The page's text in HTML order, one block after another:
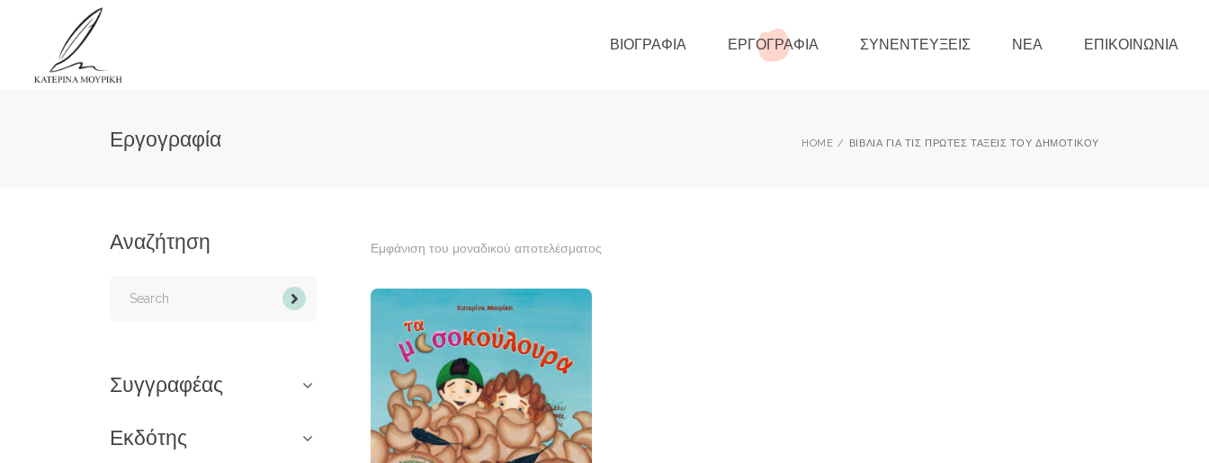
ΒΙΟΓΡΑΦΊΑ ΕΡΓΟΓΡΑΦΊΑ ΣΥΝΕΝΤΕΎΞΕΙΣ ΝΈΑ ΕΠΙΚΟΙΝΩΝΊΑ
Εργογραφία HOME ΒΙΒΛΊΑ ΓΙΑ ΤΙΣ ΠΡΏΤΕΣ ΤΆΞΕΙΣ ΤΟΥ ΔΗΜΟΤΙΚΟΎ
Εμφάνιση του μοναδικού αποτελέσματος
Αναζήτηση
Συγγραφέας
Εκδότης